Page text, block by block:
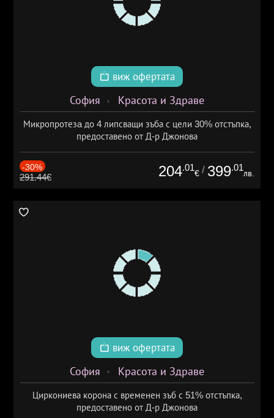
виж офертата
София Красота и Здраве
Микропротезa до 4 липсващи зъба с цели 30% отстъпка,
предоставено от Д-р Джонова
-30%
291.44€ 204.01
€ / 399.01
лв.
виж офертата
София Красота и Здраве
Циркониева корона с временен зъб с 51% отстъпка,
предоставено от Д-р Джонова